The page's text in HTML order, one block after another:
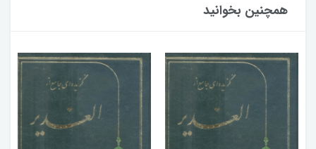
همچنین بخوانید